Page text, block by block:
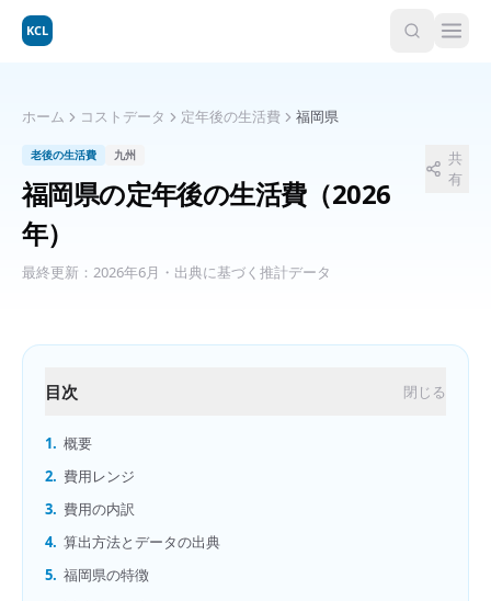
KCL
ホーム コストデータ 定年後の生活費 福岡県
老後の生活費 九州
福岡県の定年後の生活費（2026
年）
最終更新： 2026年6月 ・出典に基づく推計データ
共
有
目次 閉じる
1. 概要
2. 費用レンジ
3. 費用の内訳
4. 算出方法とデータの出典
5. 福岡県の特徴